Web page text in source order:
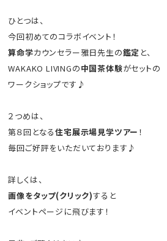
ひとつは、
今回初めてのコラボイベント！
算命学カウンセラー雅日先生の鑑定 と、
WAKAKO LIVINGの中国茶体験がセットの
ワークショップです♪
２つめは、
第８回となる住宅展示場見学ツアー ！
毎回ご好評をいただいております♪
詳しくは、
画像をタップ(クリック)すると
イベントページに飛びます！